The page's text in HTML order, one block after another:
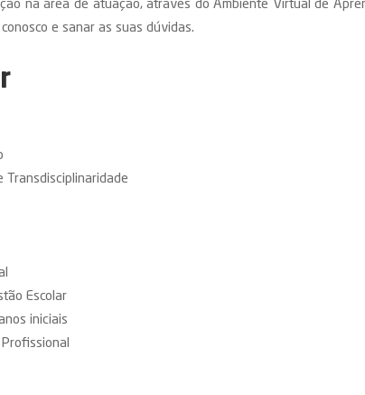
na área de atuação, através do Ambiente Virtual de
e sanar as suas dúvidas.
Transdisciplinaridade
Escolar
iniciais